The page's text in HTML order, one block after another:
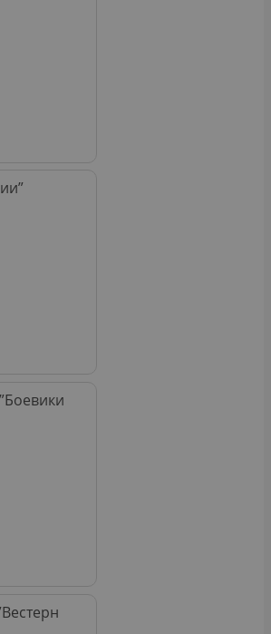
Боевики
Вестерн